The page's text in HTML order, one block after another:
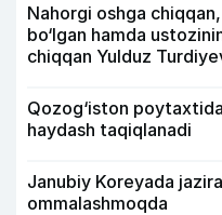
Nahorgi oshga
bo‘lgan hamda
chiqqan Yulduz
Qozog‘iston
haydash taqiqlanadi
Janubiy Koreyada
ommalashmoqda